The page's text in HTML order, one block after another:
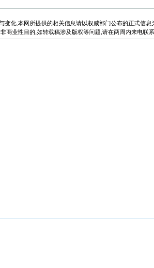
化,本网所提供的相关信息请以权威部门公布的正式信息
商业性目的,如转载稿涉及版权等问题,请在两周内来电联